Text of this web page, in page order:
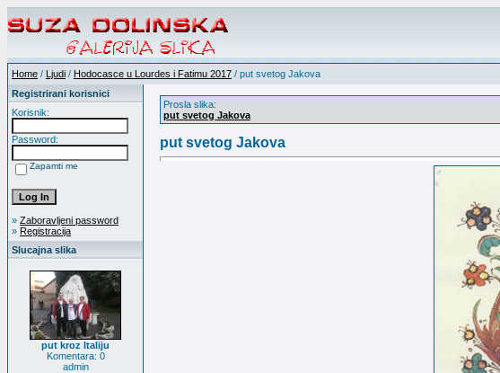
Home / Ljudi / Hodocasce u Lourdes i Fatimu 2017 / put svetog Jakova
Registrirani korisnici
Korisnik:
Password:
Zapamti me
» Zaboravljeni password
» Registracija
Slucajna slika
put kroz Italiju
Komentara: 0
admin
Prosla slika:
put svetog Jakova
put svetog Jakova